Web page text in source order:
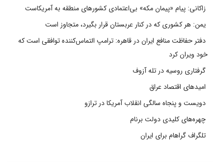
زاکانی: پیام «پیمان مکه» بی‌اعتمادی کشورهای منطقه به آمریکاست
یمن: هر کشوری که در کنار عربستان قرار بگیرد، متجاوز است
دفتر حفاظت منافع ایران در قاهره: ترامپ التماس‌کننده توافقی است که
خود ویران کرد
گرفتاری روسیه در تله آزوف
امیدهای اقتصاد عراق
دویست و پنجاه سالگی انقلاب آمریکا در ترازو
چهره‌های کلیدی دولت برنام
تلگراف گراهام برای ایران